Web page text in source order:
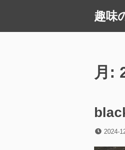
テ
趣味
月:
投
2024-